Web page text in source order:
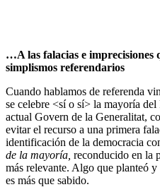
…A las falacias e imprecisiones
simplismos referendarios
Cuando hablamos de referenda
se celebre <sí o sí> la mayoría
actual Govern de la Generalitat,
evitar el recurso a una primera
identificación de la democracia
de la mayoría, reconducido en la
más relevante. Algo que planteó
es más que sabido.